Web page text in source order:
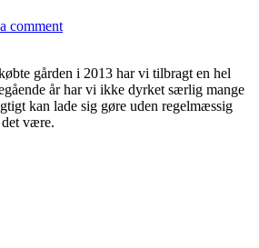
comment
gården i 2013 har vi tilbragt en hel
år har vi ikke dyrket særlig mange
kan lade sig gøre uden regelmæssig
være.